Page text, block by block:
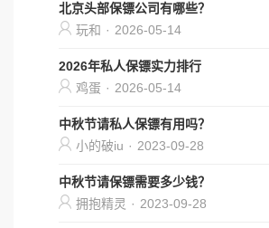
北京头部保镖公司有哪些？
玩和 · 2026-05-14
2026年私人保镖实力排行
鸡蛋 · 2026-05-14
中秋节请私人保镖有用吗？
小的破iu · 2023-09-28
中秋节请保镖需要多少钱？
拥抱精灵 · 2023-09-28